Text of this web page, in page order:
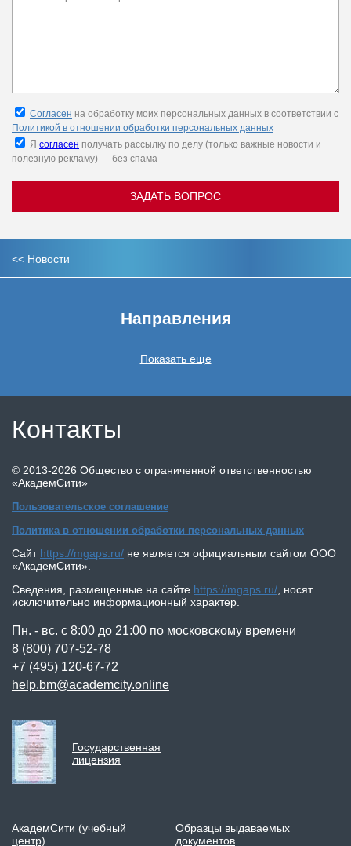
Согласен на обработку моих персональных данных в соответствии с
Политикой в отношении обработки персональных данных
Я согласен получать рассылку по делу (только важные новости и
полезную рекламу) — без спама
ЗАДАТЬ ВОПРОС
<< Новости
Направления
Показать еще
Контакты
© 2013-2026 Общество с ограниченной ответственностью
«АкадемСити»
Пользовательское соглашение
Политика в отношении обработки персональных данных
Сайт https://mgaps.ru/ не является официальным сайтом ООО
«АкадемСити»
Сведения, размещенные на сайте https://mgaps.ru/ носят
исключительно информационный характер.
Пн. - вс. с 8:00 до 21:00 по московскому времени
8 (800) 707-52-78
+7 (495) 120-67-72
help.bm@academcity.online
Государственная
лицензия
АкадемСити (учебный
центр)
Образцы выдаваемых
документов